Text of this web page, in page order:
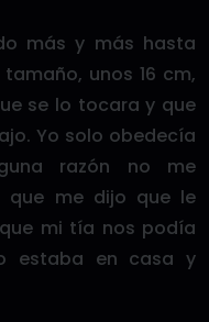
más y más hasta
unos 16 cm,
se lo tocara y que
Yo solo obedecía
razón no me
que me dijo que le
mi tía nos podía
estaba en casa y